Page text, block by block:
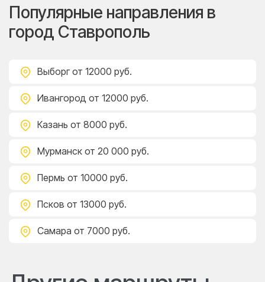
Популярные направления в
город Ставрополь
Выборг от 12000 руб.
Ивангород от 12000 руб.
Казань от 8000 руб.
Мурманск от 20 000 руб.
Пермь от 10000 руб.
Псков от 13000 руб.
Самара от 7000 руб.